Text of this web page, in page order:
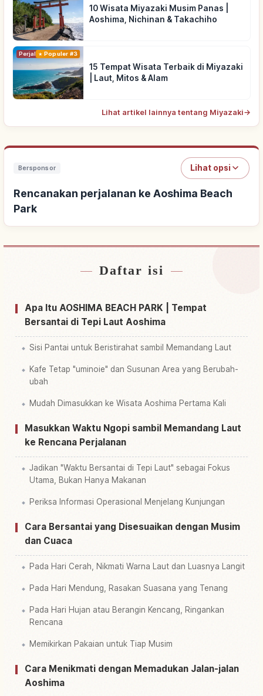
10 Wisata Miyazaki Musim Panas |
Aoshima, Nichinan & Takachiho
PerjalananPopuler #3
15 Tempat Wisata Terbaik di Miyazaki
| Laut, Mitos & Alam
Lihat artikel lainnya tentang Miyazaki→
Bersponsor Lihat opsi
Rencanakan perjalanan ke Aoshima Beach
Park
Cari penginapan dekat Aoshima Beach Park
Cari aktivitas di Aoshima Beach Park
Daftar isi
Apa Itu AOSHIMA BEACH PARK | Tempat
Bersantai di Tepi Laut Aoshima
Sisi Pantai untuk Beristirahat sambil Memandang Laut
Kafe Tetap "uminoie" dan Susunan Area yang Berubah-
ubah
Mudah Dimasukkan ke Wisata Aoshima Pertama Kali
Masukkan Waktu Ngopi sambil Memandang Laut
ke Rencana Perjalanan
Jadikan "Waktu Bersantai di Tepi Laut" sebagai Fokus
Utama, Bukan Hanya Makanan
Periksa Informasi Operasional Menjelang Kunjungan
Cara Bersantai yang Disesuaikan dengan Musim
dan Cuaca
Pada Hari Cerah, Nikmati Warna Laut dan Luasnya Langit
Pada Hari Mendung, Rasakan Suasana yang Tenang
Pada Hari Hujan atau Berangin Kencang, Ringankan
Rencana
Memikirkan Pakaian untuk Tiap Musim
Cara Menikmati dengan Memadukan Jalan-jalan
Aoshima